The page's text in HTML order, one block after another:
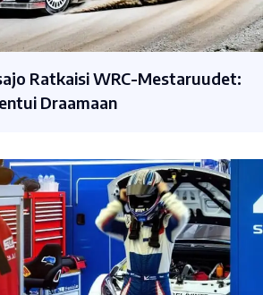
Ratkaisi WRC-Mestaruudet:
Draamaan